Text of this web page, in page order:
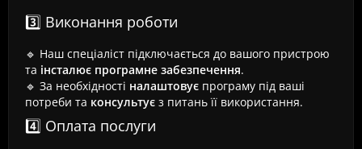
3️⃣ Виконання роботи
🔹 Наш спеціаліст підключається до вашого пристрою
та інсталює програмне забезпечення.
🔹 За необхідності налаштовує програму під ваші
потреби та консультує з питань її використання.
4️⃣ Оплата послуги